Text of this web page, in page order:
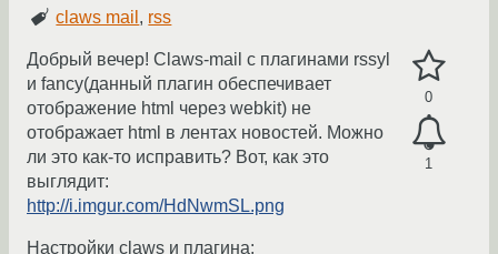
claws mail , rss
0
1
Добрый вечер! Claws-mail с плагинами rssyl
и fancy(данный плагин обеспечивает
отображение html через webkit) не
отображает html в лентах новостей. Можно
ли это как-то исправить? Вот, как это
выглядит:
http://i.imgur.com/HdNwmSL.png
Настройки claws и плагина: